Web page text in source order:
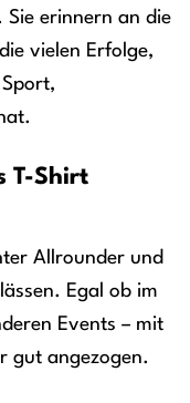
Sie erinnern an die
vielen Erfolge,
T-Shirt
Allrounder und
Egal ob im
Events – mit
gut angezogen.